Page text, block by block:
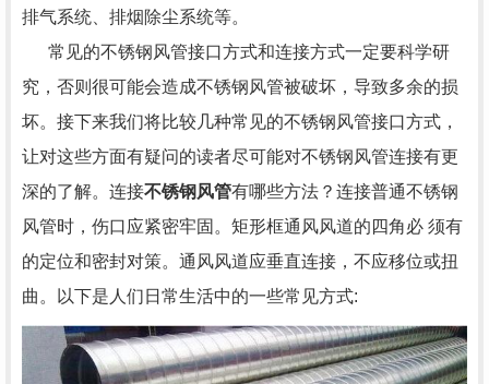
排气系统、排烟除尘系统等。
常见的不锈钢风管接口方式和连接方式一定要科学研
究，否则很可能会造成不锈钢风管被破坏，导致多余的损
坏。接下来我们将比较几种常见的不锈钢风管接口方式，
让对这些方面有疑问的读者尽可能对不锈钢风管连接有更
深的了解。连接不锈钢风管有哪些方法？连接普通不锈钢
风管时，伤口应紧密牢固。矩形框通风风道的四角必 须有
的定位和密封对策。通风风道应垂直连接，不应移位或扭
曲。以下是人们日常生活中的一些常见方式: